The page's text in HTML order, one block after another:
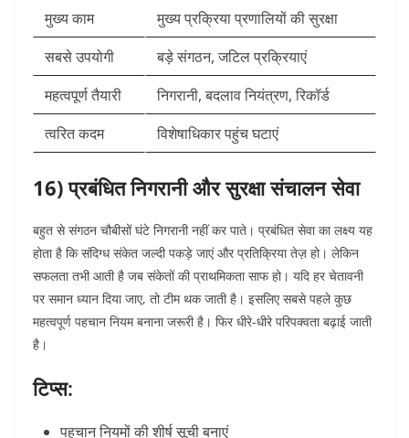
मुख्य काम
मुख्य प्रक्रिया प्रणालियों की सुरक्षा
सबसे उपयोगी
बड़े संगठन, जटिल प्रक्रियाएं
महत्वपूर्ण तैयारी
निगरानी, बदलाव नियंत्रण, रिकॉर्ड
त्वरित कदम
विशेषाधिकार पहुंच घटाएं
16) प्रबंधित निगरानी और सुरक्षा संचालन सेवा
बहुत से संगठन चौबीसों घंटे निगरानी नहीं कर पाते। प्रबंधित सेवा का लक्ष्य यह
होता है कि संदिग्ध संकेत जल्दी पकड़े जाएं और प्रतिक्रिया तेज़ हो। लेकिन
सफलता तभी आती है जब संकेतों की प्राथमिकता साफ हो। यदि हर चेतावनी
पर समान ध्यान दिया जाए, तो टीम थक जाती है। इसलिए सबसे पहले कुछ
महत्वपूर्ण पहचान नियम बनाना जरूरी है। फिर धीरे-धीरे परिपक्वता बढ़ाई जाती
है।
टिप्स:
पहचान नियमों की शीर्ष सूची बनाएं